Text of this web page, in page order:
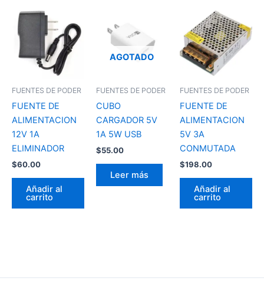
FUENTES DE PODER
FUENTE DE
ALIMENTACION
12V 1A
ELIMINADOR
$60.00
Añadir al
carrito
AGOTADO
FUENTES DE PODER
CUBO
CARGADOR 5V
1A 5W USB
$55.00
Leer más
FUENTES DE PODER
FUENTE DE
ALIMENTACION
5V 3A
CONMUTADA
$198.00
Añadir al
carrito